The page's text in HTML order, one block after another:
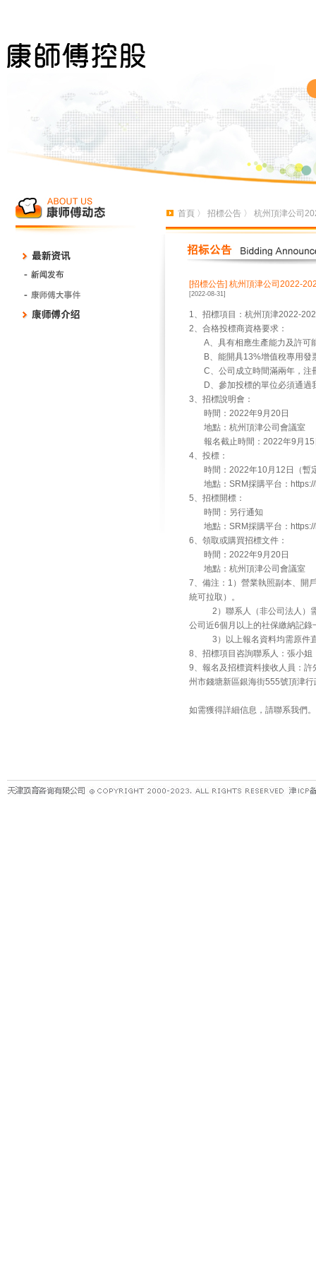
首頁 〉 招標公告 〉 杭州頂津公司
[招標公告] 杭州頂津公司2022-
[2022-08-31]
1、招標項目：杭州頂津2022-
2、合格投標商資格要求：
A、具有相應生產能力及許可
B、能開具13%增值稅專用發
C、公司成立時間滿兩年，注
D、參加投標的單位必須通過
3、招標說明會：
時間：2022年9月20日
地點：杭州頂津公司會議室
報名截止時間：2022年9月15
4、投標：
時間：2022年10月12日（暫
地點：SRM採購平台：https://
5、招標開標：
時間：另行通知
地點：SRM採購平台：https://
6、領取或購買招標文件：
時間：2022年9月20日
地點：杭州頂津公司會議室
7、備注：1）營業執照副本、開
統可拉取）。
2）聯系人（非公司法人）需
公司近6個月以上的社保繳納記錄
3）以上報名資料均需原件直
8、招標項目咨詢聯系人：張小
9、報名及招標資料接收人員：
州市錢塘新區銀海街555號頂津
如需獲得詳細信息，請聯系我們。